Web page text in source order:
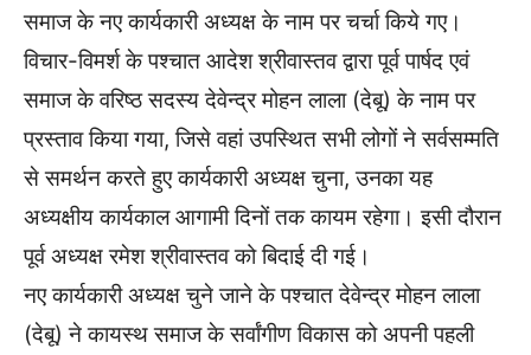
समाज के नए कार्यकारी अध्यक्ष के नाम पर चर्चा किये गए।
विचार-विमर्श के पश्चात आदेश श्रीवास्तव द्वारा पूर्व पार्षद एवं
समाज के वरिष्ठ सदस्य देवेन्द्र मोहन लाला (देबू) के नाम पर
प्रस्ताव किया गया, जिसे वहां उपस्थित सभी लोगों ने सर्वसम्मति
से समर्थन करते हुए कार्यकारी अध्यक्ष चुना, उनका यह
अध्यक्षीय कार्यकाल आगामी दिनों तक कायम रहेगा। इसी दौरान
पूर्व अध्यक्ष रमेश श्रीवास्तव को बिदाई दी गई।
नए कार्यकारी अध्यक्ष चुने जाने के पश्चात देवेन्द्र मोहन लाला
(देबू) ने कायस्थ समाज के सर्वांगीण विकास को अपनी पहली